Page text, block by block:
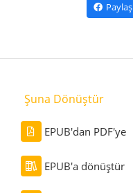
Paylaş
Şuna Dönüştür
EPUB'dan PDF'ye
EPUB'a dönüştür